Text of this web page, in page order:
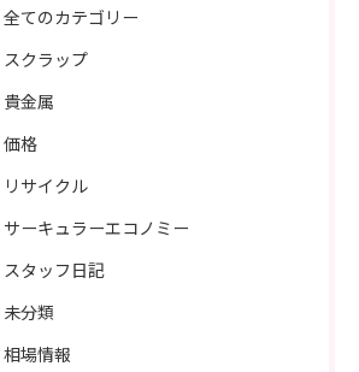
全てのカテゴリー
スクラップ
貴金属
価格
リサイクル
サーキュラーエコノミー
スタッフ日記
未分類
相場情報